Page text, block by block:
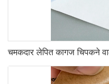
चमकदार लेपित कागज चिपकने